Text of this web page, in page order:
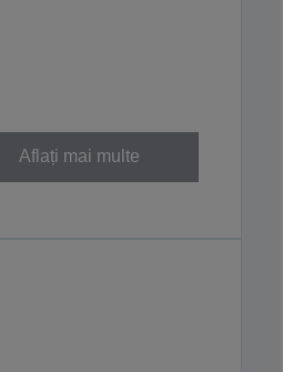
Aflați mai multe